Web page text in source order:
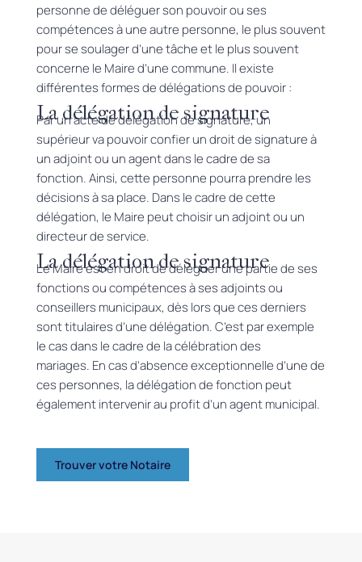
personne de déléguer son pouvoir ou ses
compétences à une autre personne, le plus souvent
pour se soulager d’une tâche et le plus souvent
concerne le Maire d’une commune. Il existe
différentes formes de délégations de pouvoir :
La délégation de signature
Par un acte de délégation de signature, un
supérieur va pouvoir confier un droit de signature à
un adjoint ou un agent dans le cadre de sa
fonction.Ainsi, cette personne pourra prendre les
décisions à sa place. Dans le cadre de cette
délégation, le Maire peut choisir un adjoint ou un
directeur de service.
La délégation de signature
Le Maire est en droit de déléguer une partie de ses
fonctions ou compétences à ses adjoints ou
conseillers municipaux, dès lors que ces derniers
sont titulaires d’une délégation.C’est par exemple
le cas dans le cadre de la célébration des
mariages. En cas d’absence exceptionnelle d’une de
ces personnes, la délégation de fonction peut
également intervenir au profit d’un agent municipal.
Trouver votre Notaire